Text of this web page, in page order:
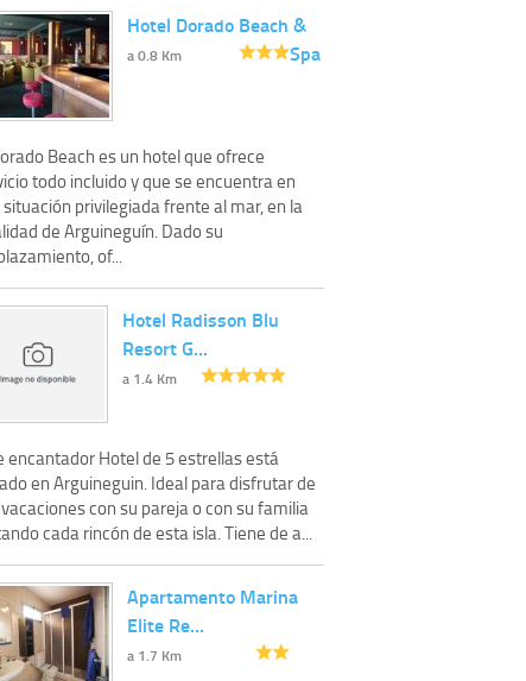
Hotel Dorado Beach &
Spa
a 0.8 Km
Beach es un hotel que ofrece
todo incluido y que se encuentra en
situación privilegiada frente al mar, en la
de Arguineguín. Dado su
of...
Hotel Radisson Blu
Resort G…
a 1.4 Km
encantador Hotel de 5 estrellas está
en Arguineguin. Ideal para disfrutar de
con su pareja o con su familia
cada rincón de esta isla. Tiene de a...
Apartamento Marina
Elite Re…
a 1.7 Km